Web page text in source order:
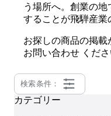
う場所へ。創業の
することが飛騨産業
お探しの商品の掲載
お問い合わせ くださ
検索条件：
カテゴリー